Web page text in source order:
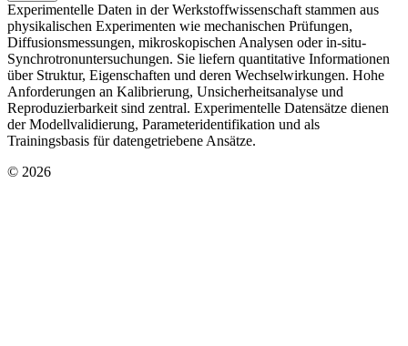
Experimentelle Daten in der Werkstoffwissenschaft stammen aus
physikalischen Experimenten wie mechanischen Prüfungen,
Diffusionsmessungen, mikroskopischen Analysen oder in-situ-
Synchrotronuntersuchungen. Sie liefern quantitative Informationen
über Struktur, Eigenschaften und deren Wechselwirkungen. Hohe
Anforderungen an Kalibrierung, Unsicherheitsanalyse und
Reproduzierbarkeit sind zentral. Experimentelle Datensätze dienen
der Modellvalidierung, Parameteridentifikation und als
Trainingsbasis für datengetriebene Ansätze.
© 2026